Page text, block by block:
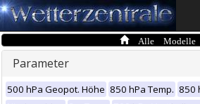
Alle Modelle
Parameter
500 hPa Geopot. Höhe 850 hPa Temp. 850